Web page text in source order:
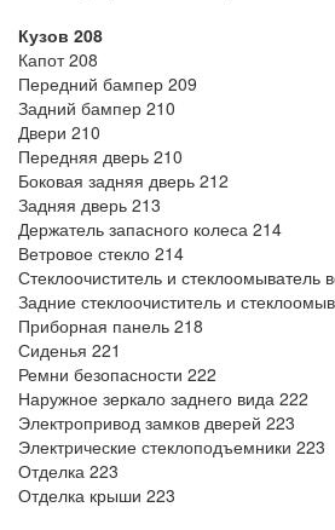
Кузов 208
Капот 208
Передний бампер 209
Задний бампер 210
Двери 210
Передняя дверь 210
Боковая задняя дверь 212
Задняя дверь 213
Держатель запасного колеса 214
Ветровое стекло 214
Стеклоочиститель и стеклоомыватель
Задние стеклоочиститель и
Приборная панель 218
Сиденья 221
Ремни безопасности 222
Наружное зеркало заднего вида 222
Электропривод замков дверей 223
Электрические стеклоподъемники 223
Отделка 223
Отделка крыши 223